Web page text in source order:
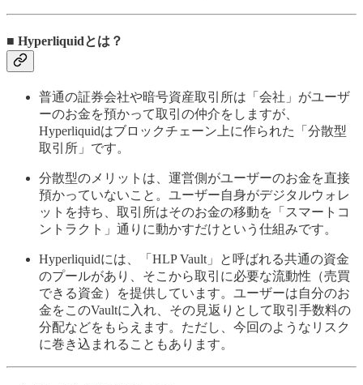
■ Hyperliquidとは？
普通の証券会社や暗号資産取引所は「会社」がユーザ
ーのお金を預かって取引の仲介をしますが、
Hyperliquidはブロックチェーン上に作られた「分散型
取引所」です。
分散型のメリットは、運営側がユーザーのお金を直接
預かっていないこと。ユーザー自身がデジタルウォレ
ットを持ち、取引所はそのお金の移動を「スマートコ
ントラクト」通りに動かすだけという仕組みです。
Hyperliquidには、「HLP Vault」と呼ばれる共通の資金
のプールがあり、そこから取引に必要な流動性（売買
できる資金）を提供しています。ユーザーは自分のお
金をこのVaultに入れ、その見返りとして取引手数料の
分配などをもらえます。ただし、今回のようなリスク
に巻き込まれることもあります。